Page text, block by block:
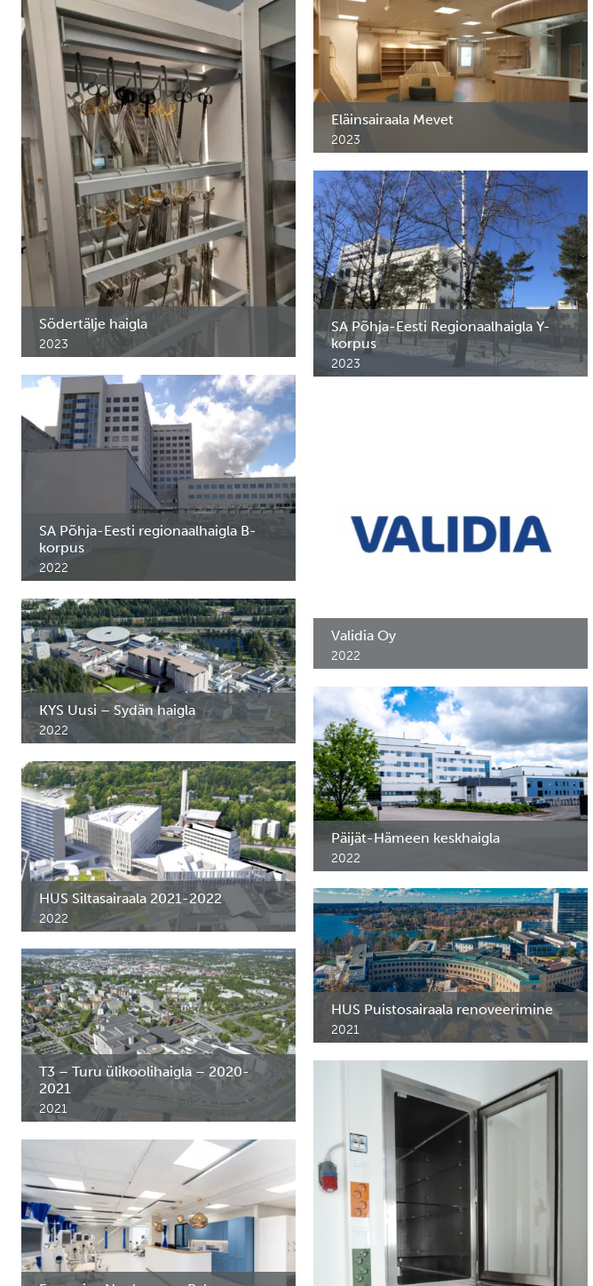
Eläinsairaala Mevet
2023
Mevet loomakliiniku erimööbel. Helsingi,
Soome.
Södertälje haigla
2023
Ravimi- ja instrumendikapid Södertälje
haigla sterilisatsiooni osakonda Rootsis.
SA Põhja-Eesti Regionaalhaigla Y-
korpus
2023
Eri- ja meditsiinimööbel Põhja-Eesti
SA Põhja-Eesti regionaalhaigla B-
korpus
2022
Põhja- Eesti Regionaalhaigla B-korpuse, 11k.
neurokirurgia osakonna eri- ja
meditsiinimööbel.
Validia Oy
2022
Erimööbel ja ravimikapid 26-le Validia
hooldekodule Soomes aastatel 2020 - ... ja
KYS Uusi – Sydän haigla
2022
Roostevabast terasest meditsiinimööbel KYS
Uusi - Sydän haiglasse. Kuopio, Soome.
Päijät-Hämeen keskhaigla
2022
Roostevabast terasest mööbel Päijät-
Hämeen keskhaiglasse. Lahti, Soome.
HUS Siltasairaala 2021-2022
2022
HUS Siltasairaala, Helsinki. Haigla erimööbel
ja roostevabast terasest mööbel.
HUS Puistosairaala renoveerimine
2021
HUS Puistosairaala, Helsinki. Haigla
erimööbel ja roostevabast terasest mööbel.
T3 – Turu ülikoolihaigla – 2020-
2021
2021
Eriprojektimööbel ja roostevabast terasest
mööblilahendused.